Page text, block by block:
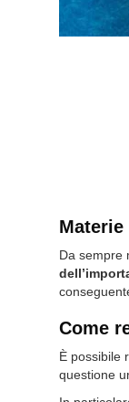
Da sempre
Come
È possibile
questione